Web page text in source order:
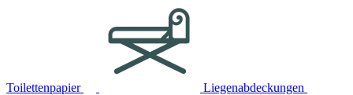
Toilettenpapier Liegenabdeckungen